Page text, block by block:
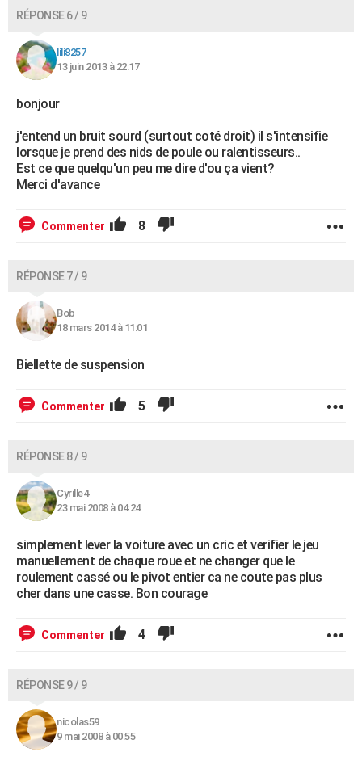
RÉPONSE 6 / 9
lili8257
13 juin 2013 à 22:17
bonjour
j'entend un bruit sourd (surtout coté droit) il s'intensifie
lorsque je prend des nids de poule ou ralentisseurs..
Est ce que quelqu'un peu me dire d'ou ça vient?
Merci d'avance
Commenter 8
RÉPONSE 7 / 9
Bob
18 mars 2014 à 11:01
Biellette de suspension
Commenter 5
RÉPONSE 8 / 9
Cyrille4
23 mai 2008 à 04:24
simplement lever la voiture avec un cric et verifier le jeu
manuellement de chaque roue et ne changer que le
roulement cassé ou le pivot entier ca ne coute pas plus
cher dans une casse. Bon courage
Commenter 4
RÉPONSE 9 / 9
nicolas59
9 mai 2008 à 00:55